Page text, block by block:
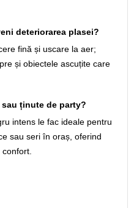
deteriorarea plasei?
fină și uscare la aer;
și obiectele ascuțite care
ținute de party?
intens le fac ideale pentru
sau seri în oraș, oferind